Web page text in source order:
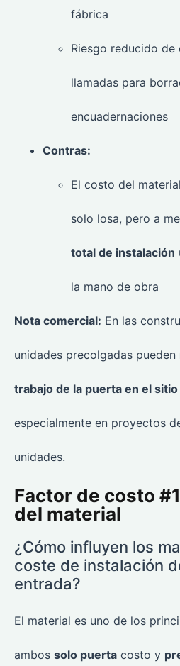
fábrica
Riesgo reducido
llamadas para
encuadernaciones
Contras:
El costo del
solo losa, pero a
total de instalación
la mano de obra
Nota comercial: En las
unidades precolgadas pueden
trabajo de la puerta en el
especialmente en proyectos
unidades.
Factor de costo
del material
¿Cómo influyen los
coste de instalación
entrada?
El material es uno de los
ambos solo puerta costo y